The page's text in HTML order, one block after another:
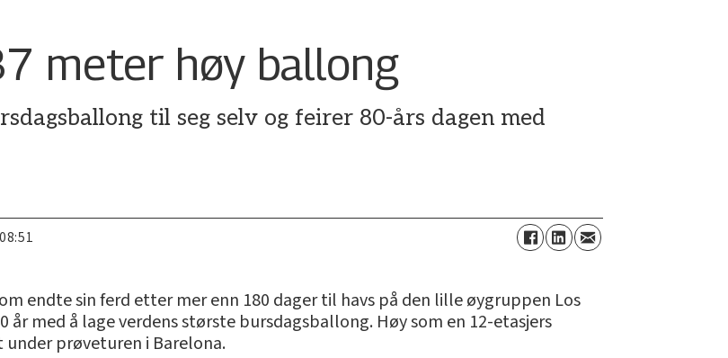
meter høy ballong
til seg selv og feirer 80-års dagen med
endte sin ferd etter mer enn 180 dager til havs på den lille øygruppen Los
år med å lage verdens største bursdagsballong. Høy som en 12-etasjers
prøveturen i Barelona.